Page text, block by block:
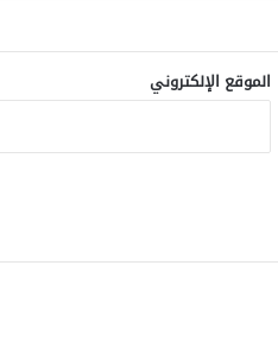
الموقع الإلكتروني